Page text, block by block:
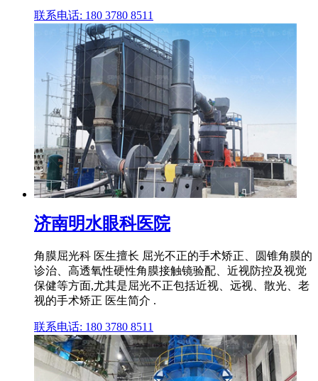
联系电话: 180 3780 8511
济南明水眼科医院
角膜屈光科 医生擅长 屈光不正的手术矫正、圆锥角膜的
诊治、高透氧性硬性角膜接触镜验配、近视防控及视觉
保健等方面,尤其是屈光不正包括近视、远视、散光、老
视的手术矫正 医生简介 .
联系电话: 180 3780 8511